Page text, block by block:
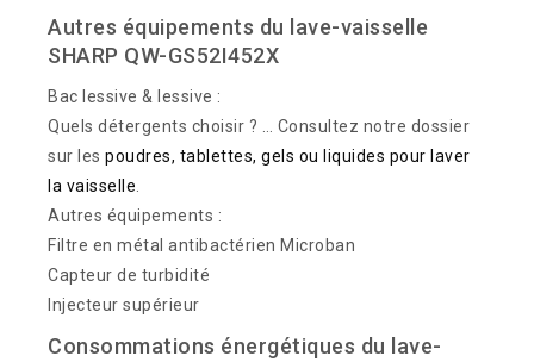
Autres équipements du lave-vaisselle
SHARP QW-GS52I452X
Bac lessive & lessive :
Quels détergents choisir ? … Consultez notre dossier
sur lespoudres, tablettes, gels ou liquides pour laver
la vaisselle
Autres équipements :
Filtre en métal antibactérien Microban
Capteur de turbidité
Injecteur supérieur
Consommations énergétiques du lave-